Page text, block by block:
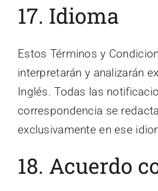
17. Idioma
Estos Términos y
interpretarán y analizarán
Inglés. Todas las
correspondencia se
exclusivamente en ese
18. Acuerdo